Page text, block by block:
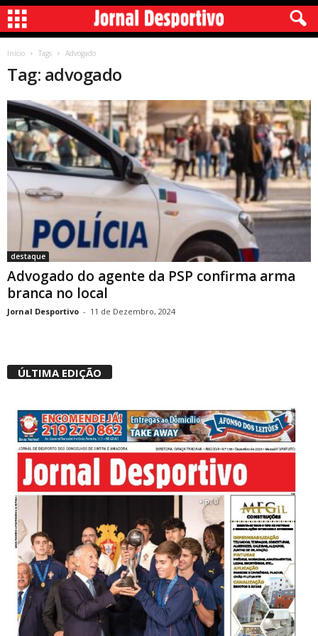
Início Tags Advogado
Tag: advogado
destaque
Advogado do agente da PSP confirma arma
branca no local
Jornal Desportivo - 11 de Dezembro, 2024
ÚLTIMA EDIÇÃO